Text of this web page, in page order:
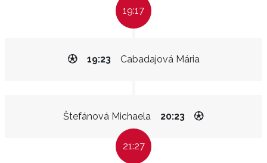
19:17
Cabadajová Mária
19:23
Štefánová Michaela 20:23
21:27